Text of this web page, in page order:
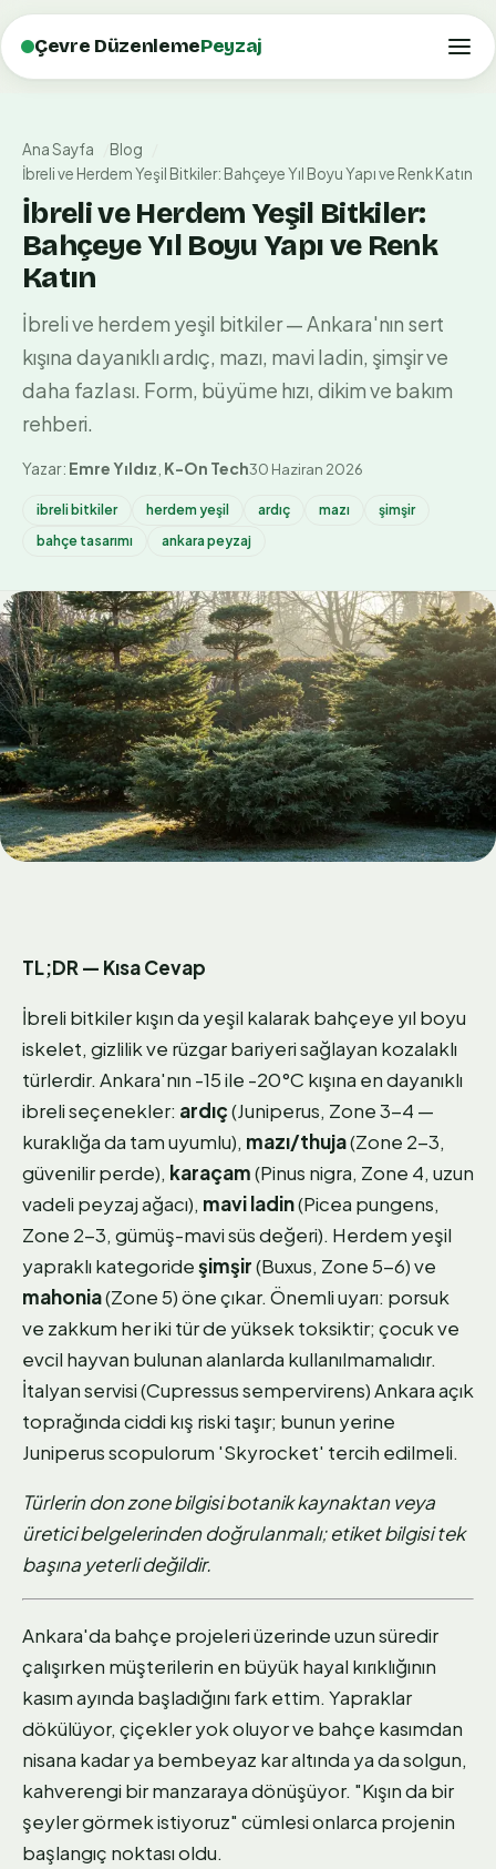
Çevre DüzenlemePeyzaj
Ana Sayfa
Blog
İbreli ve Herdem Yeşil Bitkiler: Bahçeye Yıl Boyu Yapı ve Renk Katın
İbreli ve Herdem Yeşil Bitkiler:
Bahçeye Yıl Boyu Yapı ve Renk
Katın
İbreli ve herdem yeşil bitkiler — Ankara'nın sert
kışına dayanıklı ardıç, mazı, mavi ladin, şimşir ve
daha fazlası. Form, büyüme hızı, dikim ve bakım
rehberi.
Yazar: Emre Yıldız K-On Tech30 Haziran 2026
ibreli bitkiler herdem yeşil ardıç mazı
şimşir
bahçe tasarımı
ankara peyzaj
TL;DR — Kısa Cevap
İbreli bitkiler kışın da yeşil kalarak bahçeye yıl boyu
iskelet, gizlilik ve rüzgar bariyeri sağlayan kozalaklı
türlerdir. Ankara'nın -15 ile -20°C kışına en dayanıklı
ibreli seçenekler: ardıç(Juniperus, Zone 3-4 —
kuraklığa da tam uyumlu), mazı/thuja(Zone 2-3,
güvenilir perde), karaçam(Pinus nigra, Zone 4, uzun
vadeli peyzaj ağacı), mavi ladin(Picea pungens,
Zone 2-3, gümüş-mavi süs değeri). Herdem yeşil
yapraklı kategorideşimşir(Buxus, Zone 5-6) ve
mahonia(Zone 5) öne çıkar. Önemli uyarı: porsuk
ve zakkum her iki tür de yüksek toksiktir; çocuk ve
evcil hayvan bulunan alanlarda kullanılmamalıdır.
İtalyan servisi (Cupressus sempervirens) Ankara açık
toprağında ciddi kış riski taşır; bunun yerine
Juniperus scopulorum 'Skyrocket' tercih edilmeli.
Türlerin don zone bilgisi botanik kaynaktan veya
üretici belgelerinden doğrulanmalı; etiket bilgisi tek
başına yeterli değildir.
Ankara'da bahçe projeleri üzerinde uzun süredir
çalışırken müşterilerin en büyük hayal kırıklığının
kasım ayında başladığını fark ettim. Yapraklar
dökülüyor, çiçekler yok oluyor ve bahçe kasımdan
nisana kadar ya bembeyaz kar altında ya da solgun,
kahverengi bir manzaraya dönüşüyor. "Kışın da bir
şeyler görmek istiyoruz" cümlesi onlarca projenin
başlangıç noktası oldu.